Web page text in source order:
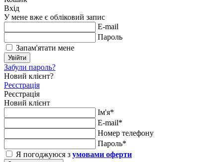
Вхід
У мене вже є обліковий запис
E-mail
Пароль
Запам'ятати мене
Увійти
Забули пароль?
Новий клієнт?
Реєстрація
Реєстрація
Новий клієнт
Ім'я*
E-mail*
Номер телефону
Пароль*
Я погоджуюся з умовами оферти